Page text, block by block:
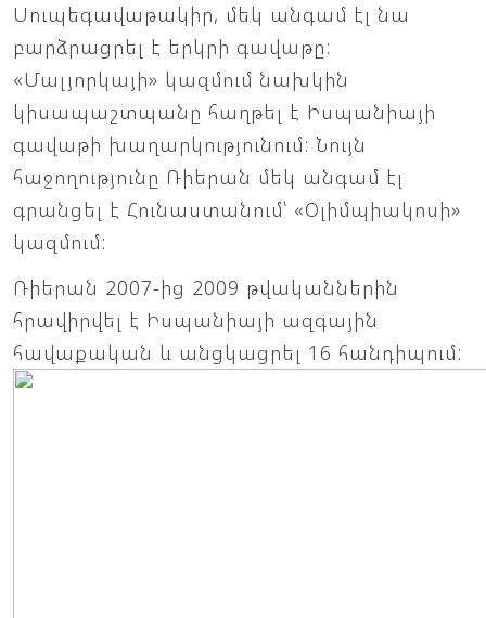
Սուպեգավաթակիր, մեկ անգամ էլ նա
բարձրացրել է երկրի գավաթը:
«Մալյորկայի» կազմում նախկին
կիսապաշտպանը հաղթել է Իսպանիայի
գավաթի խաղարկությունում: Նույն
հաջողությունը Ռիերան մեկ անգամ էլ
գրանցել է Հունաստանում՝ «Օլիմպիակոսի»
կազմում:
Ռիերան 2007-ից 2009 թվականներին
հրավիրվել է Իսպանիայի ազգային
հավաքական և անցկացրել 16 հանդիպում: